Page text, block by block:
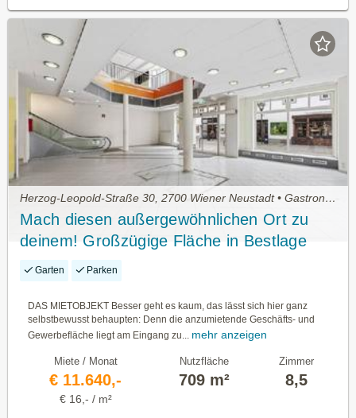
Herzog-Leopold-Straße 30, 2700 Wiener Neustadt • Gastronomiebetrieb mieten
Mach diesen außergewöhnlichen Ort zu
deinem! Großzügige Fläche in Bestlage
von Wiener Neustadt | Zwei Etagen |
Garten Parken
DAS MIETOBJEKT Besser geht es kaum, das lässt sich hier ganz
selbstbewusst behaupten: Denn die anzumietende Geschäfts- und
Gewerbefläche liegt am Eingang zu...
mehr anzeigen
Miete / Monat
€ 11.640,-
€ 16,- / m²
Nutzfläche
709 m²
Zimmer
8,5